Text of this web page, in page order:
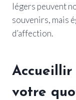
légers peuvent
souvenirs, mais
d’affection.
votre